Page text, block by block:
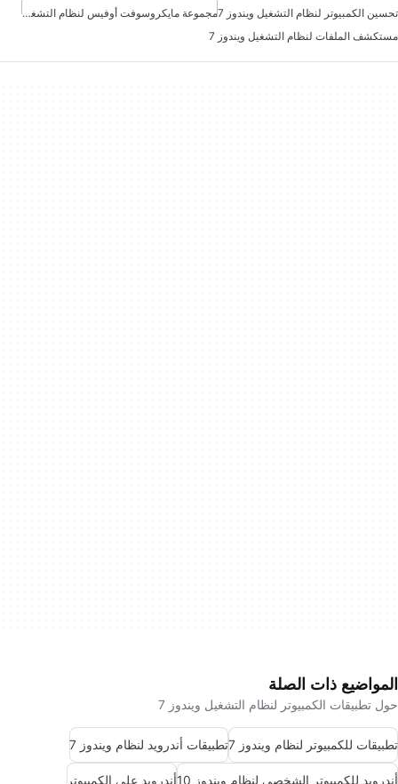
تحسين الكمبيوتر لنظام التشغيل ويندوز 7
مجموعة مايكروسوفت أوفيس لنظام التشغيل ويندوز 7
مستكشف الملفات لنظام التشغيل ويندوز 7
المواضيع ذات الصلة
حول تطبيقات الكمبيوتر لنظام التشغيل ويندوز 7
تطبيقات للكمبيوتر لنظام ويندوز 7 تطبيقات أندرويد لنظام ويندوز 7
أندرويد للكمبيوتر الشخصي لنظام ويندوز 10 أندرويد على الكمبيوتر